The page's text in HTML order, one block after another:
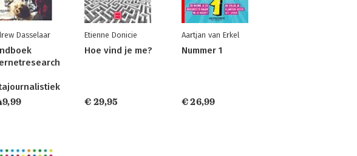
Dasselaar Etienne Donicie
Hoe vind je me?
€ 29,95
Aartjan van Erkel
Nummer 1
€ 26,99